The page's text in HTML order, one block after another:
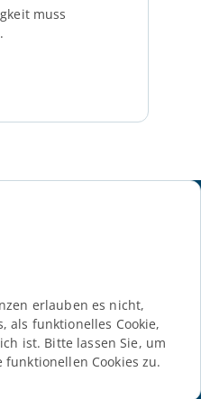
muss
erlauben es nicht,
als funktionelles Cookie,
ist. Bitte lassen Sie, um
Cookies zu.